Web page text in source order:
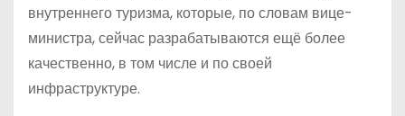
внутреннего туризма, которые, по словам вице-
министра, сейчас разрабатываются ещё более
качественно, в том числе и по своей
инфраструктуре.